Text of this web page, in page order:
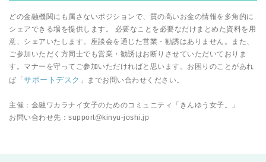
どの金融機関にも属さないポジションで、質の高いお金の情報を多角的に
シェアできる場を提供します。 必要なことを必要なだけまとめた資料を用
意、シェアいたします。座談会を通じた営業・勧誘はありません。また、
ご参加いただく方同士でも営業・勧誘はお断りさせていただいておりま
す。マナーを守ってご参加いただければと思います。お困りのことがあれ
ば「 サポートデスク 」までお問い合わせください。
主催：金融ワカラナイ女子のためのコミュニティ「きんゆう女子。」
お問い合わせ先：support@kinyu-joshi.jp